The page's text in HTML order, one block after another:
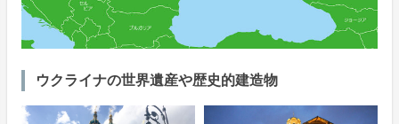
ウクライナの世界遺産や歴史的建造物